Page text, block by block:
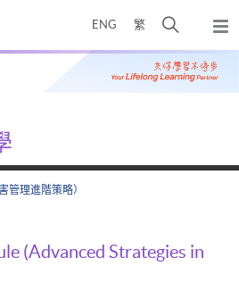
ENG 繁
开
搜
寻
弹
出
主
管理進階策略）
(Advanced Strategies in